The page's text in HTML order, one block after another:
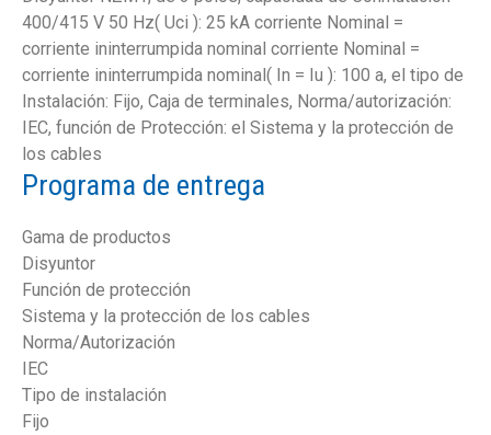
400/415 V 50 Hz( Uci ): 25 kA corriente Nominal =
corriente ininterrumpida nominal corriente Nominal =
corriente ininterrumpida nominal( In = Iu ): 100 a, el tipo de
Instalación: Fijo, Caja de terminales, Norma/autorización:
IEC, función de Protección: el Sistema y la protección de
los cables
Programa de entrega
Gama de productos
Disyuntor
Función de protección
Sistema y la protección de los cables
Norma/Autorización
IEC
Tipo de instalación
Fijo